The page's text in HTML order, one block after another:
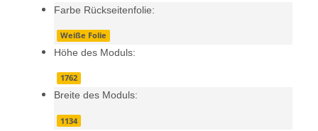
Farbe Rückseitenfolie:
Weiße Folie
Höhe des Moduls:
1762
Breite des Moduls:
1134